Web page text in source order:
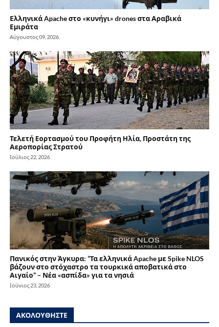
Ελληνικά Apache στο «κυνήγι» drones στα Αραβικά
Εμιράτα
Αύγουστος 09, 2026
Τελετή Εορτασμού του Προφήτη Ηλία, Προστάτη της
Αεροπορίας Στρατού
Ιούλιος 22, 2026
Πανικός στην Άγκυρα: ”Τα ελληνικά Apache με Spike NLOS
βάζουν στο στόχαστρο τα τουρκικά αποβατικά στο
Αιγαίο” – Νέα «ασπίδα» για τα νησιά
Ιούνιος 23, 2026
ΑΚΟΛΟΥΘΗΣΤΕ